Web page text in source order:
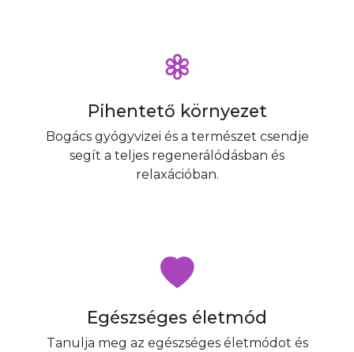
Pihentető környezet
Bogács gyógyvizei és a természet csendje
segít a teljes regenerálódásban és
relaxációban.
Egészséges életmód
Tanulja meg az egészséges életmódot és